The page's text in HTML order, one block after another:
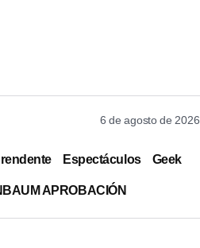
6 de agosto de
Espectáculos Geek
APROBACIÓN